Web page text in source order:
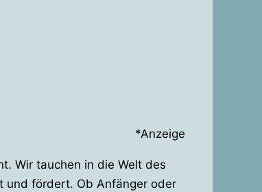
*Anzeige
Wir tauchen in die Welt des
und fördert. Ob Anfänger oder